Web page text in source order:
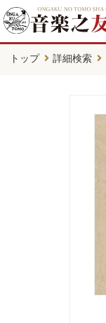
トップ 詳細検索